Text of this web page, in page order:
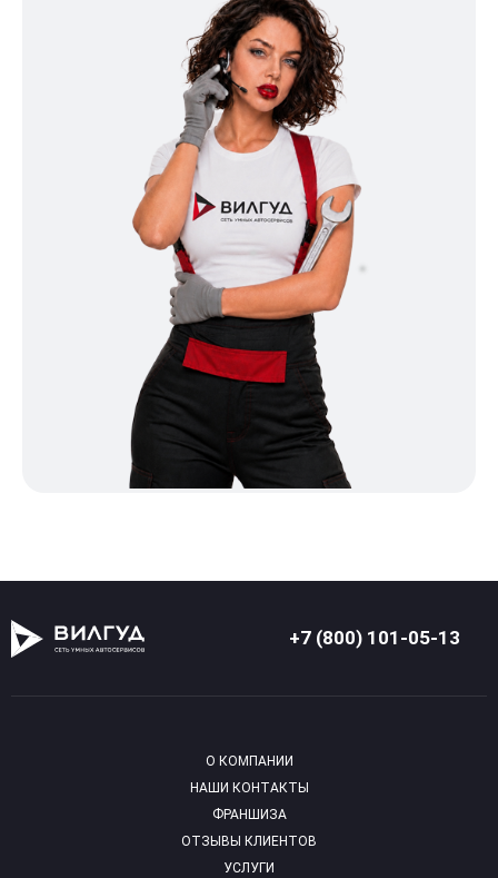
+7 (800) 101-05-13
О КОМПАНИИ
НАШИ КОНТАКТЫ
ФРАНШИЗА
ОТЗЫВЫ КЛИЕНТОВ
УСЛУГИ